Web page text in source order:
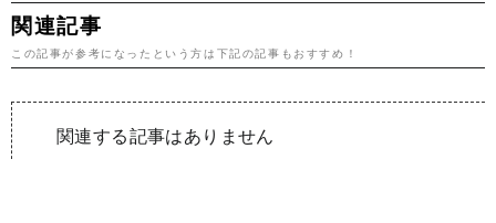
関連記事
この記事が参考になったという方は下記の記事もおすすめ！
関連する記事はありません